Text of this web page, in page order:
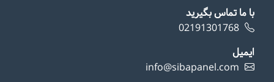
با ما تماس بگیرید
02191301768
ایمیل
info@sibapanel.com